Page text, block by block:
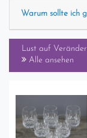
Warum sollte ich
Lust auf
Alle ansehen